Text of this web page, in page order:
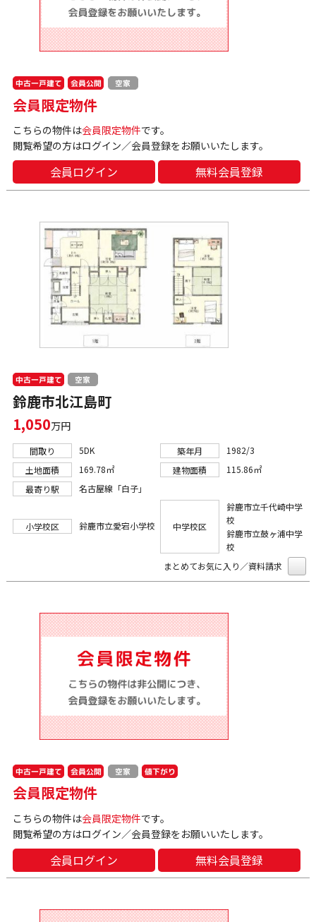
中古一戸建て 会員公開 空家
会員限定物件
こちらの物件は会員限定物件です。
閲覧希望の方はログイン／会員登録をお願いいたします。
会員ログイン 無料会員登録
中古一戸建て 空家
鈴鹿市北江島町
1,050万円
間取り 5DK 築年月
1982/3
土地面積
169.78㎡ 建物面積
115.86㎡
最寄り駅
名古屋線「白子」
小学校区 鈴鹿市立愛宕小学校 中学校区
鈴鹿市立千代崎中学
校
鈴鹿市立鼓ヶ浦中学
校
まとめてお気に入り／資料請求
中古一戸建て 会員公開 空家 値下がり
会員限定物件
こちらの物件は会員限定物件です。
閲覧希望の方はログイン／会員登録をお願いいたします。
会員ログイン 無料会員登録